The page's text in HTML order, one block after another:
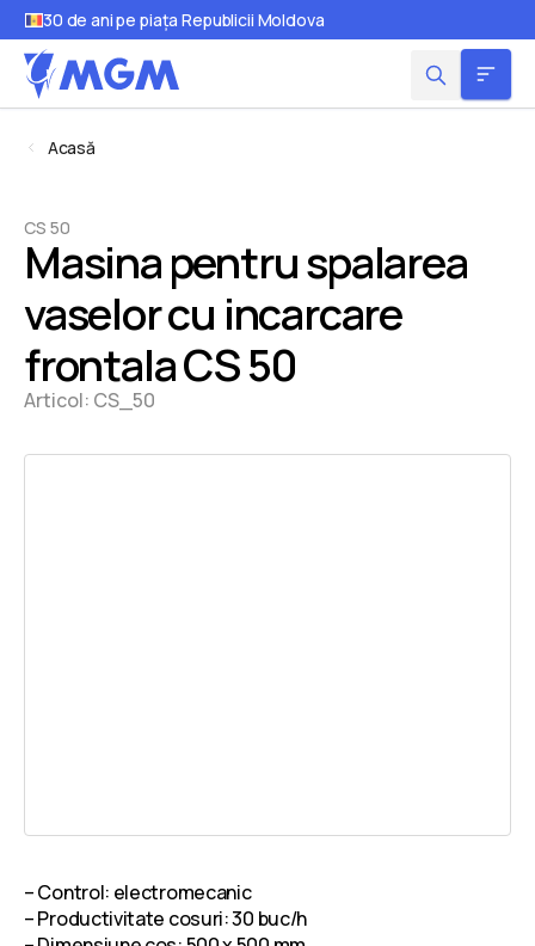
30 de ani pe piața Republicii Moldova
Acasă
CS 50
Masina pentru spalarea
vaselor cu incarcare
frontala CS 50
Articol: CS_50
– Control: electromecanic
– Productivitate cosuri: 30 buc/h